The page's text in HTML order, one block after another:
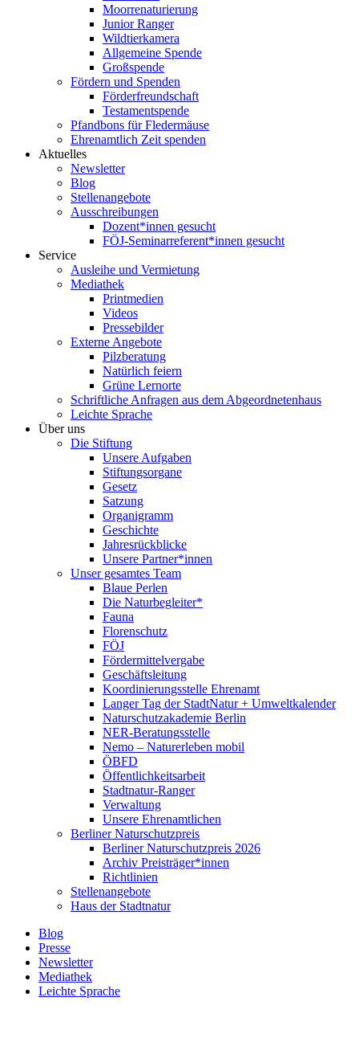
Moorrenaturierung
Junior Ranger
Wildtierkamera
Allgemeine Spende
Großspende
Fördern und Spenden
Förderfreundschaft
Testamentspende
Pfandbons für Fledermäuse
Ehrenamtlich Zeit spenden
Aktuelles
Newsletter
Blog
Stellenangebote
Ausschreibungen
Dozent*innen gesucht
FÖJ-Seminarreferent*innen gesucht
Service
Ausleihe und Vermietung
Mediathek
Printmedien
Videos
Pressebilder
Externe Angebote
Pilzberatung
Natürlich feiern
Grüne Lernorte
Schriftliche Anfragen aus dem Abgeordnetenhaus
Leichte Sprache
Über uns
Die Stiftung
Unsere Aufgaben
Stiftungsorgane
Gesetz
Satzung
Organigramm
Geschichte
Jahresrückblicke
Unsere Partner*innen
Unser gesamtes Team
Blaue Perlen
Die Naturbegleiter*
Fauna
Florenschutz
FÖJ
Fördermittelvergabe
Geschäftsleitung
Koordinierungsstelle Ehrenamt
Langer Tag der StadtNatur + Umweltkalender
Naturschutzakademie Berlin
NER-Beratungsstelle
Nemo – Naturerleben mobil
ÖBFD
Öffentlichkeitsarbeit
Stadtnatur-Ranger
Verwaltung
Unsere Ehrenamtlichen
Berliner Naturschutzpreis
Berliner Naturschutzpreis 2026
Archiv Preisträger*innen
Richtlinien
Stellenangebote
Haus der Stadtnatur
Blog
Presse
Newsletter
Mediathek
Leichte Sprache